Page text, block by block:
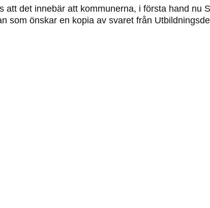
det innebär att kommunerna, i första hand nu
som önskar en kopia av svaret från